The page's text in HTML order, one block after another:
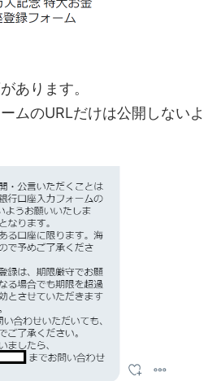
あります。
ムのURLだけは公開しないよ